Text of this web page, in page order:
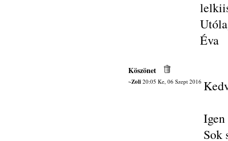
Éva
Köszönet
~Zoli20:05 Ke, 06 Szept 2016
Sok